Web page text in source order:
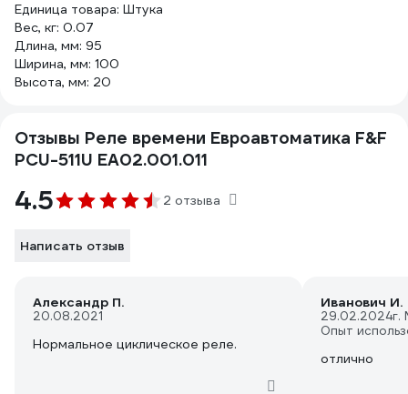
Единица товара: Штука
Вес, кг: 0.07
Длина, мм: 95
Ширина, мм: 100
Высота, мм: 20
Отзывы Реле времени Евроавтоматика F&F
PCU-511U EA02.001.011
4.5 2 отзыва
Написать отзыв
Александр П.
20.08.2021
Нормальное циклическое реле.
Иванович И.
29.02.2024г.
Опыт
отлично